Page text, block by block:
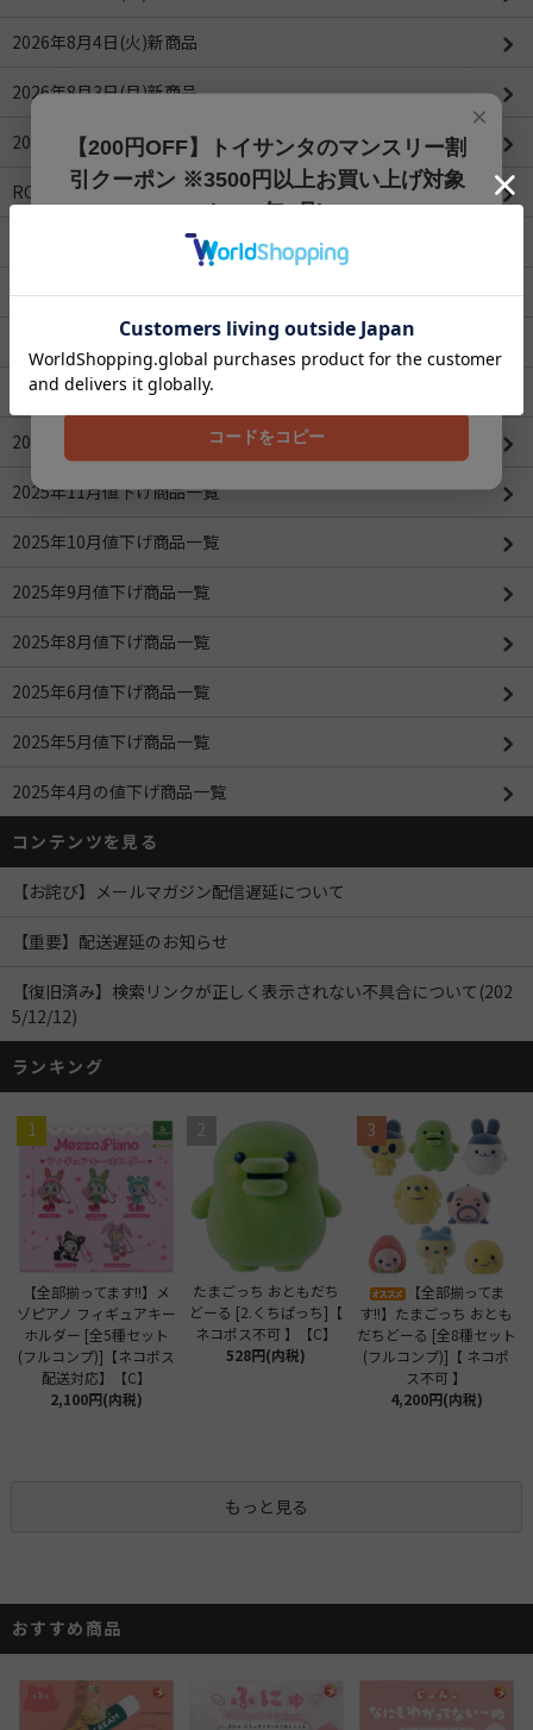
2026年8月4日(火)新商品
2026年8月3日(月)新商品
2026年8月1日(土)新商品
ROBOTIMEシリーズ
2026年4月値下げ商品一覧(更新：2026/04/16)
2026年3月値下げ商品一覧
2026年2月値下げ商品一覧
2026年1月値下げ商品一覧
2025年12月値下げ商品一覧
2025年11月値下げ商品一覧
2025年10月値下げ商品一覧
2025年9月値下げ商品一覧
2025年8月値下げ商品一覧
2025年6月値下げ商品一覧
2025年5月値下げ商品一覧
2025年4月の値下げ商品一覧
コンテンツを見る
【お詫び】メールマガジン配信遅延について
【重要】配送遅延のお知らせ
【復旧済み】検索リンクが正しく表示されない不具合について(202
5/12/12)
ランキング
1
【全部揃ってます!!】メ
ゾピアノ フィギュアキー
ホルダー [全5種セット
(フルコンプ)]【ネコポス
配送対応】【C】
2,100円(内税)
2
たまごっち おともだち
どーる [2.くちぱっち]【
ネコポス不可 】【C】
528円(内税)
3
【全部揃ってま
す!!】たまごっち おとも
だちどーる [全8種セット
(フルコンプ)]【 ネコポ
ス不可 】
4,200円(内税)
もっと見る
おすすめ商品
×
【200円OFF】トイサンタのマンスリー割
引クーポン ※3500円以上お買い上げ対象
(2026年8月)
【200円OFFクーポン】3500円以上お買上げでご利用可能
です!! 8月1日～8月31日まで
202608
コードをコピー